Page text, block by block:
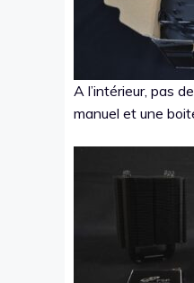
A l’intérieur, pas
manuel et une